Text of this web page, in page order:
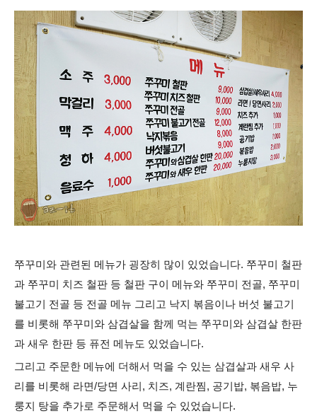
쭈꾸미와 관련된 메뉴가 굉장히 많이 있었습니다. 쭈꾸미 철판
과 쭈꾸미 치즈 철판 등 철판 구이 메뉴와 쭈꾸미 전골, 쭈꾸미
불고기 전골 등 전골 메뉴 그리고 낙지 볶음이나 버섯 불고기
를 비롯해 쭈꾸미와 삼겹살을 함께 먹는 쭈꾸미와 삼겹살 한판
과 새우 한판 등 퓨전 메뉴도 있었습니다.
그리고 주문한 메뉴에 더해서 먹을 수 있는 삼겹살과 새우 사
리를 비롯해 라면/당면 사리, 치즈, 계란찜, 공기밥, 볶음밥, 누
룽지 탕을 추가로 주문해서 먹을 수 있었습니다.